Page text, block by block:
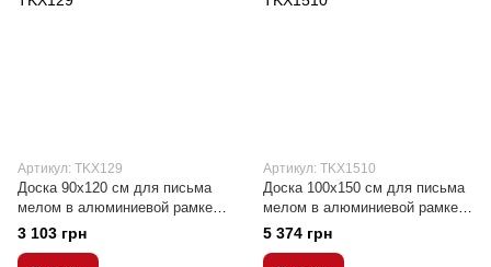
Артикул: TKX129
Доска 90x120 см для письма
мелом в алюминиевой рамке
Х-line
3 103 грн
Артикул: TKX1510
Доска 100x150 см для письма
мелом в алюминиевой рамке
Х-line
5 374 грн